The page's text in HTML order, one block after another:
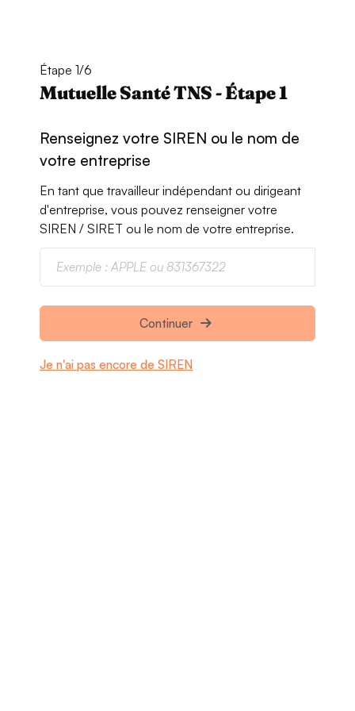
Étape 1/6
Mutuelle Santé TNS - Étape 1
Renseignez votre SIREN ou le nom de
votre entreprise
En tant que travailleur indépendant ou dirigeant
d'entreprise, vous pouvez renseigner votre
SIREN / SIRET ou le nom de votre entreprise.
Continuer
Je n'ai pas encore de SIREN